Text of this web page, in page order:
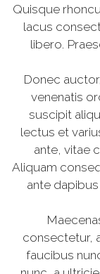
Quisque
lacus
libero.
Donec
venenatis
suscipit
lectus et
ante, vitae
Aliquam
ante
consectetur,
faucibus